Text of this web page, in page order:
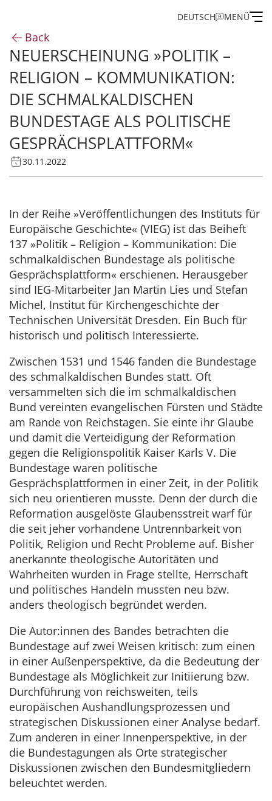
DEUTSCH MENÜ
Institute
Administration
Research
Fellowship and Guest Programme
Back
NEUERSCHEINUNG »POLITIK –
RELIGION – KOMMUNIKATION:
DIE SCHMALKALDISCHEN
BUNDESTAGE ALS POLITISCHE
GESPRÄCHSPLATTFORM«
30.11.2022
In der Reihe »Veröffentlichungen des Instituts für
Europäische Geschichte« (VIEG) ist das Beiheft
137 »Politik – Religion – Kommunikation: Die
schmalkaldischen Bundestage als politische
Gesprächsplattform« erschienen. Herausgeber
sind IEG-Mitarbeiter Jan Martin Lies und Stefan
Michel, Institut für Kirchengeschichte der
Technischen Universität Dresden. Ein Buch für
historisch und politisch Interessierte.
Zwischen 1531 und 1546 fanden die Bundestage
des schmalkaldischen Bundes statt. Oft
versammelten sich die im schmalkaldischen
Bund vereinten evangelischen Fürsten und Städte
am Rande von Reichstagen. Sie einte ihr Glaube
und damit die Verteidigung der Reformation
gegen die Religionspolitik Kaiser Karls V. Die
Bundestage waren politische
Gesprächsplattformen in einer Zeit, in der Politik
sich neu orientieren musste. Denn der durch die
Reformation ausgelöste Glaubensstreit warf für
die seit jeher vorhandene Untrennbarkeit von
Politik, Religion und Recht Probleme auf. Bisher
anerkannte theologische Autoritäten und
Wahrheiten wurden in Frage stellte, Herrschaft
und politisches Handeln mussten neu bzw.
anders theologisch begründet werden.
Die Autor:innen des Bandes betrachten die
Bundestage auf zwei Weisen kritisch: zum einen
in einer Außenperspektive, da die Bedeutung der
Bundestage als Möglichkeit zur Initiierung bzw.
Durchführung von reichsweiten, teils
europäischen Aushandlungsprozessen und
strategischen Diskussionen einer Analyse bedarf.
Zum anderen in einer Innenperspektive, in der
die Bundestagungen als Orte strategischer
Diskussionen zwischen den Bundesmitgliedern
beleuchtet werden.